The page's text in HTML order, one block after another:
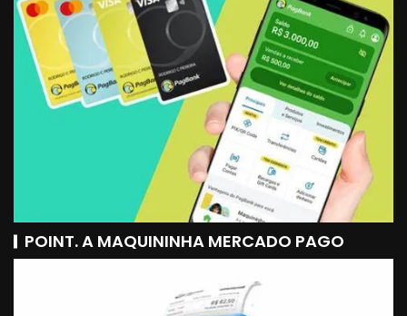
POINT. A MAQUININHA MERCADO PAGO